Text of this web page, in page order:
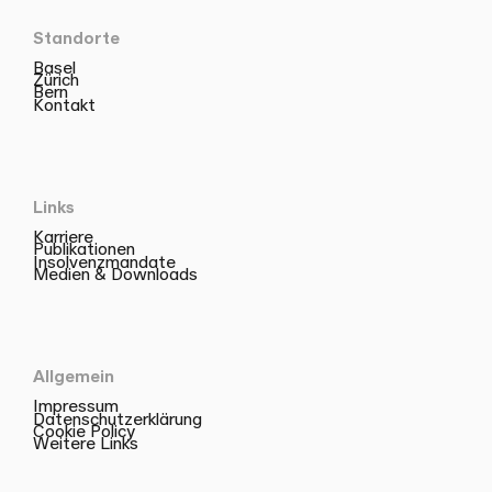
Standorte
Basel
Zürich
Bern
Kontakt
Links
Karriere
Publikationen
Insolvenzmandate
Medien & Downloads
Allgemein
Impressum
Datenschutzerklärung
Cookie Policy
Weitere Links